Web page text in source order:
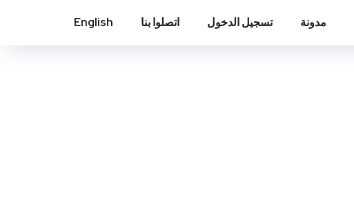
مدونة تسجيل الدخول اتصلوا بنا English